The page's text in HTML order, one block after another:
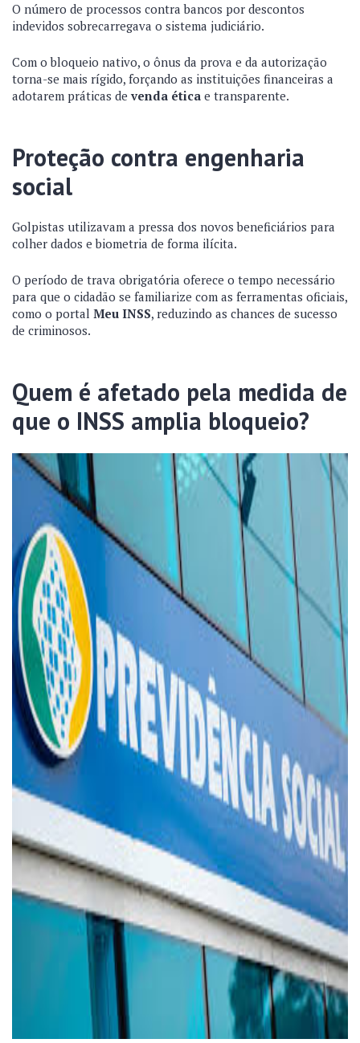
O número de processos contra bancos por descontos
indevidos sobrecarregava o sistema judiciário.
Com o bloqueio nativo, o ônus da prova e da autorização
torna-se mais rígido, forçando as instituições financeiras a
adotarem práticas de venda ética e transparente.
Proteção contra engenharia
social
Golpistas utilizavam a pressa dos novos beneficiários para
colher dados e biometria de forma ilícita.
O período de trava obrigatória oferece o tempo necessário
para que o cidadão se familiarize com as ferramentas oficiais,
como o portal Meu INSS, reduzindo as chances de sucesso
de criminosos.
Quem é afetado pela medida de
que o INSS amplia bloqueio?